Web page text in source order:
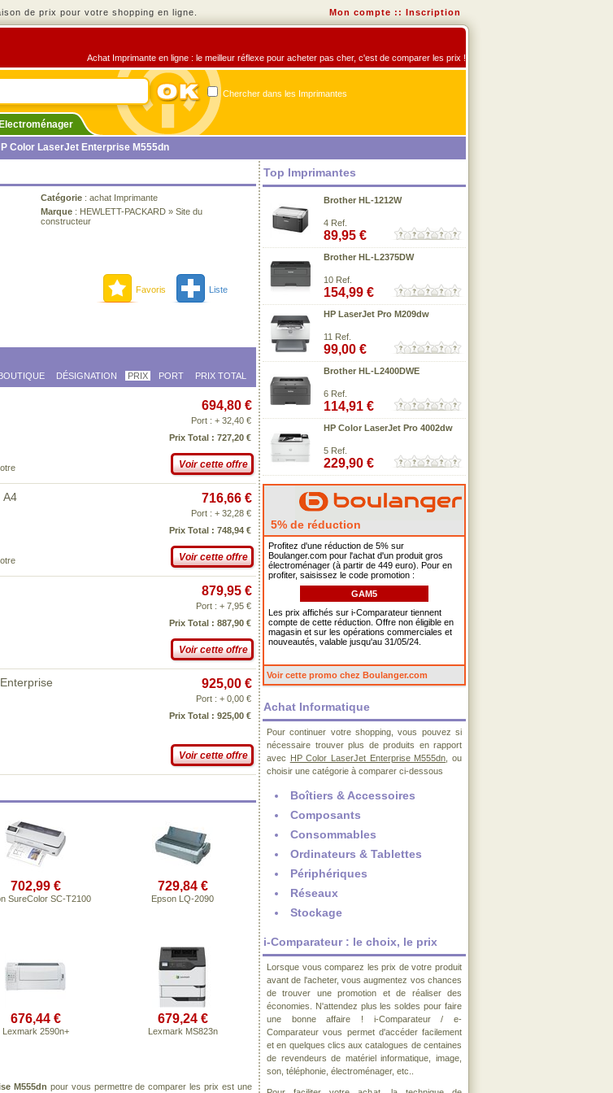
de prix pour votre shopping en ligne. Mon compte :: Inscription
Achat Imprimante en ligne : le meilleur réflexe pour acheter pas cher, c'est de comparer les prix !
Chercher dans les Imprimantes
Electroménager
Color LaserJet Enterprise M555dn
Catégorie : achat Imprimante
Marque : HEWLETT-PACKARD » Site du
constructeur
Favoris Liste
DÉSIGNATION PRIX PORT PRIX TOTAL
694,80 €
Port : + 32,40 €
Prix Total : 727,20 €
Voir cette offre
A4 716,66 €
Port : + 32,28 €
Prix Total : 748,94 €
Voir cette offre
879,95 €
Port : + 7,95 €
Prix Total : 887,90 €
Voir cette offre
925,00 €
Port : + 0,00 €
Prix Total : 925,00 €
Voir cette offre
702,99 €
SureColor SC-T2100
729,84 €
Epson LQ-2090
676,44 €
Lexmark 2590n+
679,24 €
Lexmark MS823n
M555dn pour vous permettre de comparer les prix est une
Top Imprimantes
Brother HL-1212W
4 Ref.
89,95 €
Brother HL-L2375DW
10 Ref.
154,99 €
HP LaserJet Pro M209dw
11 Ref.
99,00 €
Brother HL-L2400DWE
6 Ref.
114,91 €
HP Color LaserJet Pro 4002dw
5 Ref.
229,90 €
5% de réduction
Profitez d'une réduction de 5% sur
Boulanger.com pour l'achat d'un produit gros
électroménager (à partir de 449 euro). Pour en
profiter, saisissez le code promotion :
GAM5
Les prix affichés sur i-Comparateur tiennent
compte de cette réduction. Offre non éligible en
magasin et sur les opérations commerciales et
nouveautés, valable jusqu'au 31/05/24.
Voir cette promo chez Boulanger.com
Achat Informatique
Pour continuer votre shopping, vous pouvez si
nécessaire trouver plus de produits en rapport
avec HP Color LaserJet Enterprise M555dn , ou
choisir une catégorie à comparer ci-dessous
Boîtiers & Accessoires
Composants
Consommables
Ordinateurs & Tablettes
Périphériques
Réseaux
Stockage
i-Comparateur : le choix, le prix
Lorsque vous comparez les prix de votre produit
avant de l'acheter, vous augmentez vos chances
de trouver une promotion et de réaliser des
économies. N'attendez plus les soldes pour faire
une bonne affaire ! i-Comparateur / e-
Comparateur vous permet d'accéder facilement
et en quelques clics aux catalogues de centaines
de revendeurs de matériel informatique, image,
son, téléphonie, électroménager, etc..